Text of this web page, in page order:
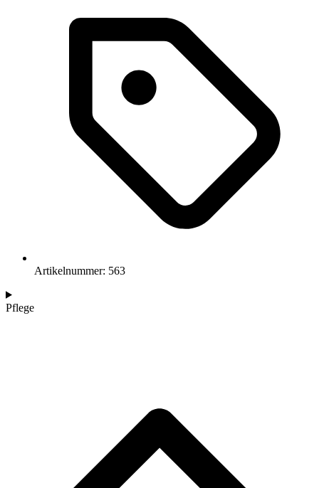
Artikelnummer: 563
Pflege